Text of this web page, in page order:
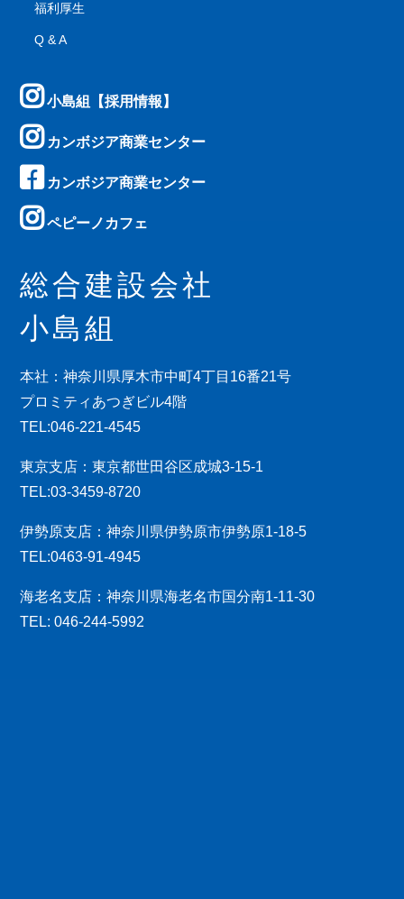
福利厚生
Q & A
小島組【採用情報】
カンボジア商業センター
カンボジア商業センター
ペピーノカフェ
総合建設会社
小島組
本社：神奈川県厚木市中町4丁目16番21号
プロミティあつぎビル4階
TEL:046-221-4545
東京支店：東京都世田谷区成城3-15-1
TEL:03-3459-8720
伊勢原支店：神奈川県伊勢原市伊勢原1-18-5
TEL:0463-91-4945
海老名支店：神奈川県海老名市国分南1-11-30
TEL: 046-244-5992